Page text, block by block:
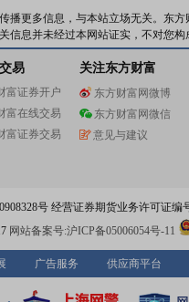
播更多信息，与本站立场无关。东
信息并未经过本网站证实，不对您
易
富证券开户
富在线交易
富证券交易
关注东方财富
东方财富网微博
东方财富网微信
意见与建议
号 经营证券期货业务许可证编
网站备案号:沪ICP备05006054号-11
广告服务 供应商平台